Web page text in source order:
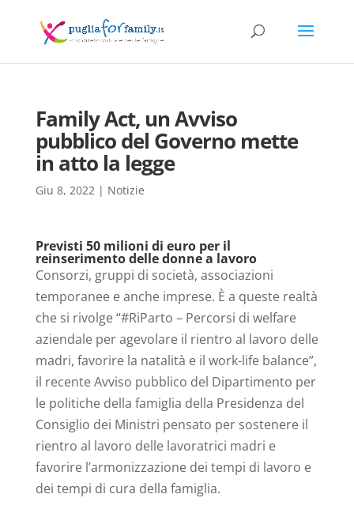
Family Act, un Avviso
pubblico del Governo mette
in atto la legge
Giu 8, 2022| Notizie
Previsti 50 milioni di euro per il
reinserimento delle donne a lavoro
Consorzi, gruppi di società, associazioni
temporanee e anche imprese. È a queste realtà
che si rivolge “#RiParto – Percorsi di welfare
aziendale per agevolare il rientro al lavoro delle
madri, favorire la natalità e il work-life balance”,
il recente Avviso pubblico del Dipartimento per
le politiche della famiglia della Presidenza del
Consiglio dei Ministri pensato per sostenere il
rientro al lavoro delle lavoratrici madri e
favorire l’armonizzazione dei tempi di lavoro e
dei tempi di cura della famiglia.